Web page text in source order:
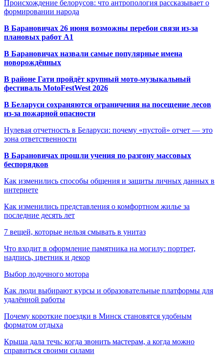
Происхождение белорусов: что антропология рассказывает о
формировании народа
В Барановичах 26 июня возможны перебои связи из-за
плановых работ A1
В Барановичах назвали самые популярные имена
новорождённых
В районе Гати пройдёт крупный мото-музыкальный
фестиваль MotoFestWest 2026
В Беларуси сохраняются ограничения на посещение лесов
из-за пожарной опасности
Нулевая отчетность в Беларуси: почему «пустой» отчет — это
зона ответственности
В Барановичах прошли учения по разгону массовых
беспорядков
Как изменились способы общения и защиты личных данных в
интернете
Как изменились представления о комфортном жилье за
последние десять лет
7 вещей, которые нельзя смывать в унитаз
Что входит в оформление памятника на могилу: портрет,
надпись, цветник и декор
Выбор лодочного мотора
Как люди выбирают курсы и образовательные платформы для
удалённой работы
Почему короткие поездки в Минск становятся удобным
форматом отдыха
Крыша дала течь: когда звонить мастерам, а когда можно
справиться своими силами